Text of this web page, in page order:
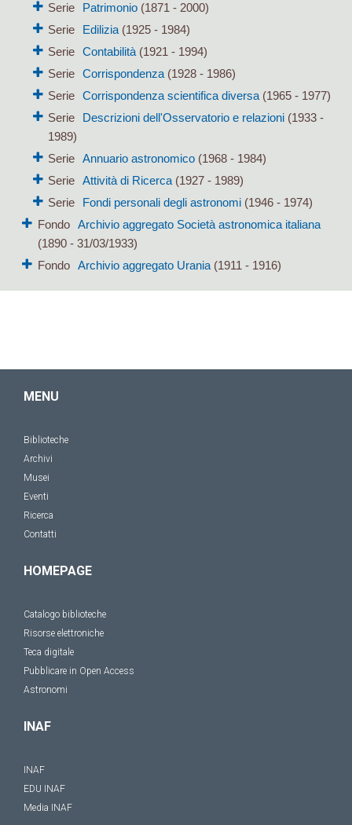
Serie
Patrimonio(1871 - 2000)
Serie
Edilizia(1925 - 1984)
Serie Contabilità(1921 - 1994)
Serie Corrispondenza(1928 - 1986)
Serie Corrispondenza scientifica diversa(1965 - 1977)
Serie
Descrizioni dell'Osservatorio e relazioni(1933 -
1989)
Serie Annuario astronomico(1968 - 1984)
Serie Attività di Ricerca(1927 - 1989)
Serie
Fondi personali degli astronomi(1946 - 1974)
Fondo
Archivio aggregato Società astronomica italiana
(1890 - 31/03/1933)
Fondo
Archivio aggregato Urania(1911 - 1916)
MENU
Biblioteche
Archivi
Musei
Eventi
Ricerca
Contatti
HOMEPAGE
Catalogo biblioteche
Risorse elettroniche
Teca digitale
Pubblicare in Open Access
Astronomi
INAF
INAF
EDU INAF
Media INAF